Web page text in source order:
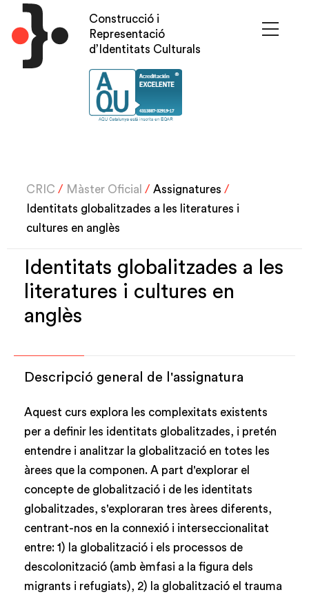
Vés
al
contingut
Construcció i
Representació
d’Identitats Culturals
CRIC / Màster Oficial / Assignatures/
Identitats globalitzades a les literatures i
cultures en anglès
Identitats globalitzades a les
literatures i cultures en
anglès
Descripció general de l'assignatura
Aquest curs explora les complexitats existents
per a definir les identitats globalitzades, i pretén
entendre i analitzar la globalització en totes les
àrees que la componen. A part d'explorar el
concepte de globalització i de les identitats
globalitzades, s'exploraran tres àrees diferents,
centrant-nos en la connexió i interseccionalitat
entre: 1) la globalització i els processos de
descolonització (amb èmfasi a la figura dels
migrants i refugiats), 2) la globalització el trauma